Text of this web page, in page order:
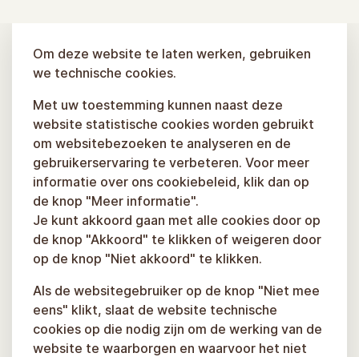
Om deze website te laten werken, gebruiken
we technische cookies.
Met uw toestemming kunnen naast deze
website statistische cookies worden gebruikt
om websitebezoeken te analyseren en de
gebruikerservaring te verbeteren. Voor meer
informatie over ons cookiebeleid, klik dan op
de knop "Meer informatie".
Je kunt akkoord gaan met alle cookies door op
de knop "Akkoord" te klikken of weigeren door
op de knop "Niet akkoord" te klikken.
Als de websitegebruiker op de knop "Niet mee
eens" klikt, slaat de website technische
cookies op die nodig zijn om de werking van de
website te waarborgen en waarvoor het niet